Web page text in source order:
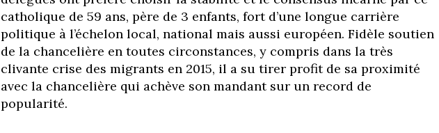
catholique de 59 ans, père de 3 enfants, fort d’une longue carrière
politique à l’échelon local, national mais aussi européen. Fidèle soutien
de la chancelière en toutes circonstances, y compris dans la très
clivante crise des migrants en 2015, il a su tirer profit de sa proximité
avec la chancelière qui achève son mandant sur un record de
popularité.